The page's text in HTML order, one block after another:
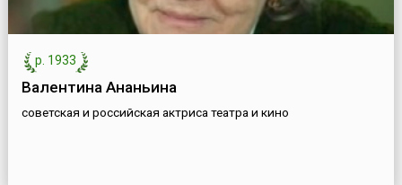
р. 1933
Валентина Ананьина
советская и российская актриса театра и кино